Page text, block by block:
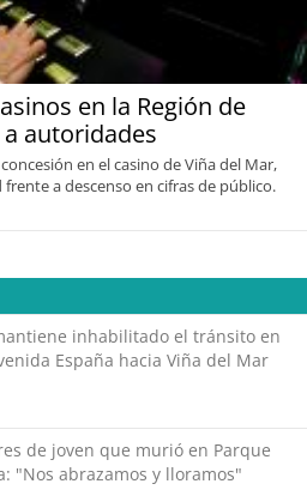
en la Región de
autoridades
en el casino de Viña del Mar,
a descenso en cifras de público.
inhabilitado el tránsito en
España hacia Viña del Mar
de joven que murió en Parque
"Nos abrazamos y lloramos"